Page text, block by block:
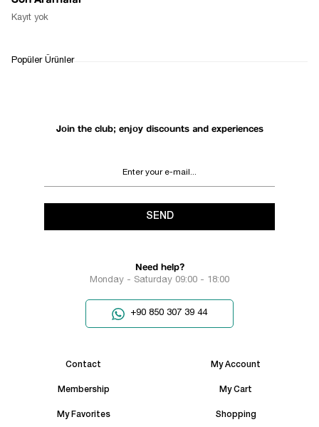
RETURN AND EXCHANGE
Join the club; enjoy discounts and experiences
SEND
Need help?
Monday - Saturday 09:00 - 18:00
+90 850 307 39 44
Contact My Account
Membership My Cart
My Favorites Shopping
Kayıt yok
Popüler Ürünler